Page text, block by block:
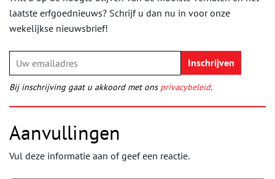
laatste erfgoednieuws? Schrijf u dan nu in voor onze
wekelijkse nieuwsbrief!
Bij inschrijving gaat u akkoord met ons privacybeleid.
Aanvullingen
Vul deze informatie aan of geef een reactie.